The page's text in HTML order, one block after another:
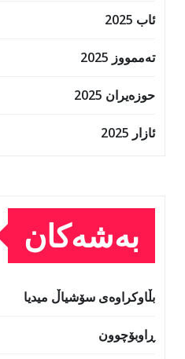
ئاب 2025
تەممووز 2025
حوزه‌یران 2025
ئازار 2025
بەشەکان
بڵاوکراوەی سۆشیاڵ میدیا
ڕاوبۆچوون